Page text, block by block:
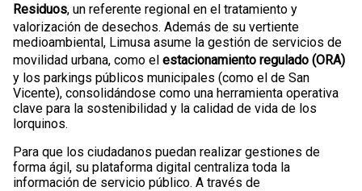
Residuos, un referente regional en el tratamiento y
valorización de desechos. Además de su vertiente
medioambiental, Limusa asume la gestión de servicios de
movilidad urbana, como el estacionamiento regulado (ORA)
y los parkings públicos municipales (como el de San
Vicente), consolidándose como una herramienta operativa
clave para la sostenibilidad y la calidad de vida de los
lorquinos.
Para que los ciudadanos puedan realizar gestiones de
forma ágil, su plataforma digital centraliza toda la
información de servicio público. A través de